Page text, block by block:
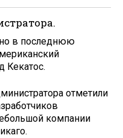
в последнюю
Кекатос.
отметили
компании